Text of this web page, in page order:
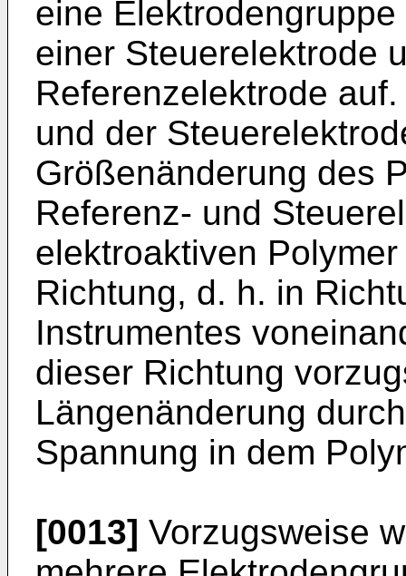
eine
einer Steuerelektrode
Referenzelektrode
und der
Größenänderung des
Referenz- und
elektroaktiven
Richtung, d. h. in
Instrumentes
dieser Richtung
Längenänderung
Spannung in dem
[0013] Vorzugsweise